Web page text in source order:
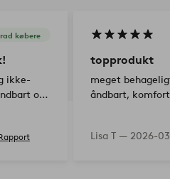
købere
ikke-
og
topprodukt
meget
åndbart,
Lisa T — 2026-